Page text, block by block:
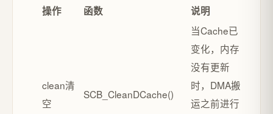
操作 函数 说明
clean清
空
SCB_CleanDCache()
当Cache已
变化，内存
没有更新
时，DMA搬
运之前进行